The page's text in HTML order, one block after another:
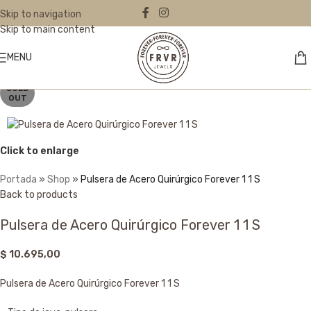
Skip to navigation
Skip to main content
MENU
SOLD
OUT
Click to enlarge
Portada » Shop » Pulsera de Acero Quirúrgico Forever 1 1 S
Back to products
Pulsera de Acero Quirúrgico Forever 1 1 S
$ 10.695,00
Pulsera de Acero Quirúrgico Forever 1 1 S